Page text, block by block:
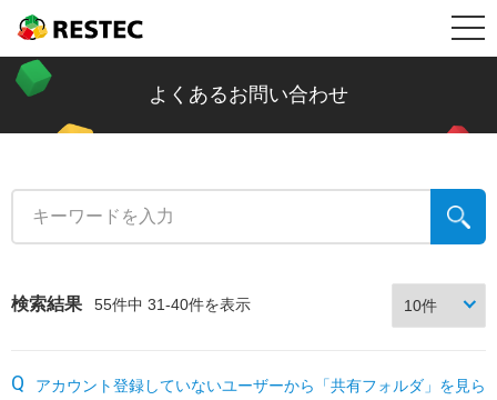
RESTEC
メ
ニ
ュ
ー
製品情報
リステック製品の特長
Restec Security System
DOBERMAN SYSTEM
導入事例
建設業
介護福祉
新着記事一覧
企業の情報漏えい対策
サポート
DOBERMAN SYSTEM保証内容
よくあるお問い合わせ
検索結果 55件中 31-40件を表示
アカウント登録していないユーザーから「共有フォルダ」を見ら